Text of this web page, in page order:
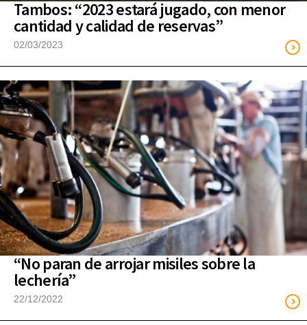
Tambos: “2023 estará jugado, con menor
cantidad y calidad de reservas”
02/03/2023
“No paran de arrojar misiles sobre la
lechería”
22/12/2022